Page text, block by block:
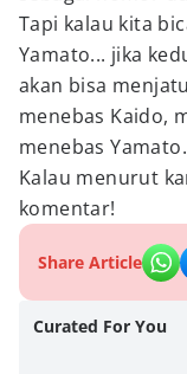
Tapi kalau kita
Yamato... jika
akan bisa
menebas Kaido,
menebas Yamato.
Kalau menurut
komentar!
Share Article
Curated For You